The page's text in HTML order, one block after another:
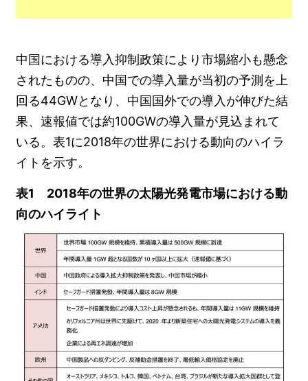
中国における導入抑制政策により市場縮小も懸念
されたものの、中国での導入量が当初の予測を上
回る44GWとなり、中国国外での導入が伸びた結
果、速報値では約100GWの導入量が見込まれて
いる。表1に2018年の世界における動向のハイラ
イトを示す。
表1 2018年の世界の太陽光発電市場における動
向のハイライト